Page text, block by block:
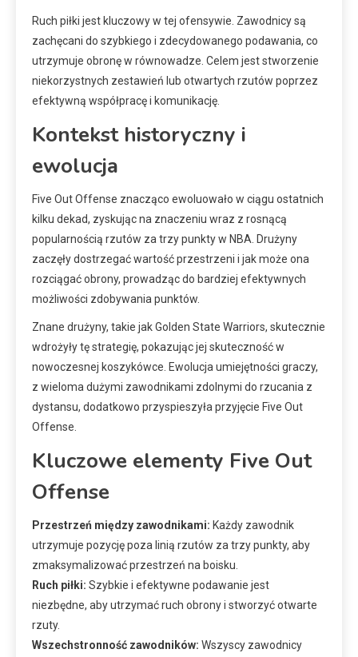
Ruch piłki jest kluczowy w tej ofensywie. Zawodnicy są
zachęcani do szybkiego i zdecydowanego podawania, co
utrzymuje obronę w równowadze. Celem jest stworzenie
niekorzystnych zestawień lub otwartych rzutów poprzez
efektywną współpracę i komunikację.
Kontekst historyczny i
ewolucja
Five Out Offense znacząco ewoluowało w ciągu ostatnich
kilku dekad, zyskując na znaczeniu wraz z rosnącą
popularnością rzutów za trzy punkty w NBA. Drużyny
zaczęły dostrzegać wartość przestrzeni i jak może ona
rozciągać obrony, prowadząc do bardziej efektywnych
możliwości zdobywania punktów.
Znane drużyny, takie jak Golden State Warriors, skutecznie
wdrożyły tę strategię, pokazując jej skuteczność w
nowoczesnej koszykówce. Ewolucja umiejętności graczy,
z wieloma dużymi zawodnikami zdolnymi do rzucania z
dystansu, dodatkowo przyspieszyła przyjęcie Five Out
Offense.
Kluczowe elementy Five Out
Offense
Przestrzeń między zawodnikami: Każdy zawodnik
utrzymuje pozycję poza linią rzutów za trzy punkty, aby
zmaksymalizować przestrzeń na boisku.
Ruch piłki: Szybkie i efektywne podawanie jest
niezbędne, aby utrzymać ruch obrony i stworzyć otwarte
rzuty.
Wszechstronność zawodników: Wszyscy zawodnicy